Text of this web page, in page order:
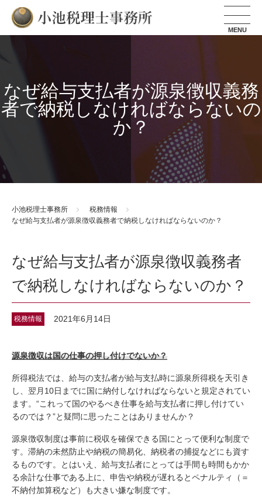
小池税理士事務所
なぜ給与支払者が源泉徴収義務
者で納税しなければならないの
か？
小池税理士事務所
税務情報
なぜ給与支払者が源泉徴収義務者で納税しなければならないのか？
なぜ給与支払者が源泉徴収義務者
で納税しなければならないのか？
税務情報 2021年6月14日
源泉徴収は国の仕事の押し付けでないか？
所得税法では、給与の支払者が給与支払時に源泉所得税を天引き
し、翌月10日までに国に納付しなければならないと規定されてい
ます。“これって国のやるべき仕事を給与支払者に押し付けてい
るのでは？”と疑問に思ったことはありませんか？
源泉徴収制度は事前に税収を確保できる国にとって便利な制度で
す。滞納の未然防止や納税の簡易化、納税者の捕捉などにも資す
るものです。とはいえ、給与支払者にとっては手間も時間もかか
る余計な仕事である上に、申告や納税が遅れるとペナルティ（＝
不納付加算税など）も大きい嫌な制度です。